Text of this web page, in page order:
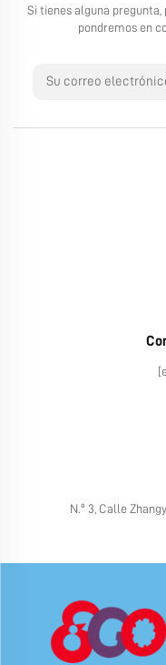
Si tienes alguna
pondremos en
N.º 3, Calle